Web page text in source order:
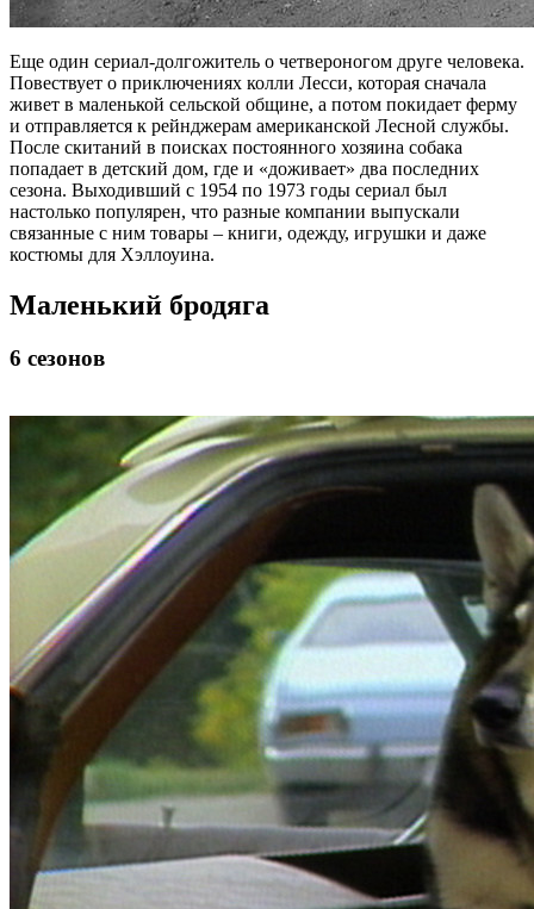
Еще один сериал-долгожитель о четвероногом друге человека.
Повествует о приключениях колли Лесси, которая сначала
живет в маленькой сельской общине, а потом покидает ферму
и отправляется к рейнджерам американской Лесной службы.
После скитаний в поисках постоянного хозяина собака
попадает в детский дом, где и «доживает» два последних
сезона. Выходивший с 1954 по 1973 годы сериал был
настолько популярен, что разные компании выпускали
связанные с ним товары – книги, одежду, игрушки и даже
костюмы для Хэллоуина.
Маленький бродяга
6 сезонов